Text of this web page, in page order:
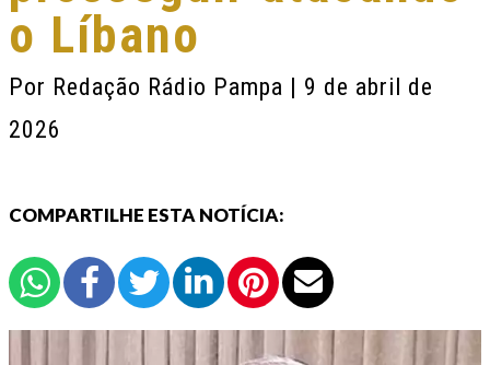
o Líbano
Por Redação Rádio Pampa | 9 de abril de
2026
COMPARTILHE ESTA NOTÍCIA: